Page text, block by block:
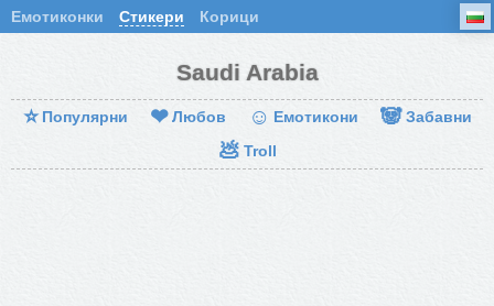
Емотиконки Стикери Корици
Saudi Arabia
⭐ Популярни ❤ Любов ☺ Емотикони 🐼 Забавни
💩 Troll